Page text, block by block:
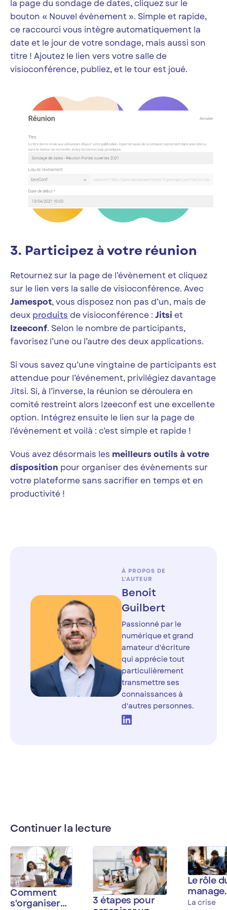
la page du sondage de dates, cliquez sur le
bouton « Nouvel évènement ». Simple et rapide,
ce raccourci vous intègre automatiquement la
date et le jour de votre sondage, mais aussi son
titre ! Ajoutez le lien vers votre salle de
visioconférence, publiez, et le tour est joué.
3. Participez à votre réunion
Retournez sur la page de l’évènement et cliquez
sur le lien vers la salle de visioconférence. Avec
Jamespot, vous disposez non pas d’un, mais de
deux produits de visioconférence : Jitsi et
Izeeconf. Selon le nombre de participants,
favorisez l’une ou l’autre des deux applications.
Si vous savez qu’une vingtaine de participants est
attendue pour l’événement, privilégiez davantage
Jitsi. Si, à l’inverse, la réunion se déroulera en
comité restreint alors Izeeconf est une excellente
option. Intégrez ensuite le lien sur la page de
l’évènement et voilà : c’est simple et rapide !
Vous avez désormais les meilleurs outils à votre
disposition pour organiser des évènements sur
votre plateforme sans sacrifier en temps et en
productivité !
À PROPOS DE
L'AUTEUR
Benoit
Guilbert
Passionné par le
numérique et grand
amateur d'écriture
qui apprécie tout
particulièrement
transmettre ses
connaissances à
d'autres personnes.
Continuer la lecture
Comment
s'organiser
3 étapes pour
Le rôle
:La crise